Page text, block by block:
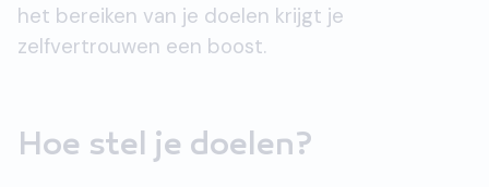
het bereiken van je doelen krijgt je
zelfvertrouwen een boost.
Hoe stel je doelen?